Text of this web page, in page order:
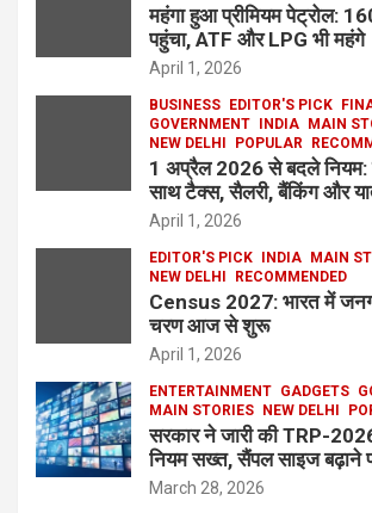
महंगा हुआ प्रीमियम पेट्रोल:
पहुंचा, ATF और LPG भी महंगे
April 1, 2026
BUSINESS EDITOR'S PICK
GOVERNMENT
INDIA
MAIN
NEW DELHI
POPULAR
1 अप्रैल 2026 से बदले नियम:
साथ टैक्स, सैलरी, बैंकिंग और
April 1, 2026
EDITOR'S PICK INDIA MAIN
NEW DELHI
RECOMMENDED
Census 2027: भारत में
चरण आज से शुरू
April 1, 2026
ENTERTAINMENT GADGETS
MAIN STORIES
NEW DELHI
सरकार ने जारी की TRP-
नियम सख्त, सैंपल साइज बढ़ाने
March 28, 2026